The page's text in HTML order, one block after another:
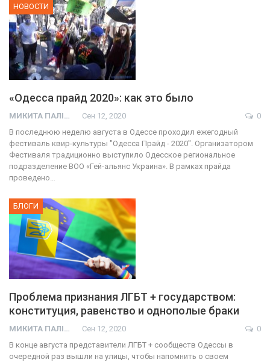
НОВОСТИ
«Одесса прайд 2020»: как это было
МИКИТА ПАЛІЙ Сен 12, 2020
0
В последнюю неделю августа в Одессе проходил ежегодный
фестиваль квир-культуры "Одесса Прайд - 2020". Организатором
Фестиваля традиционно выступило Одесское региональное
подразделение ВОО «Гей-альянс Украина». В рамках прайда
проведено…
БЛОГИ
Проблема признания ЛГБТ + государством:
конституция, равенство и однополые браки
МИКИТА ПАЛІЙ Сен 12, 2020
0
В конце августа представители ЛГБТ + сообществ Одессы в
очередной раз вышли на улицы, чтобы напомнить о своем